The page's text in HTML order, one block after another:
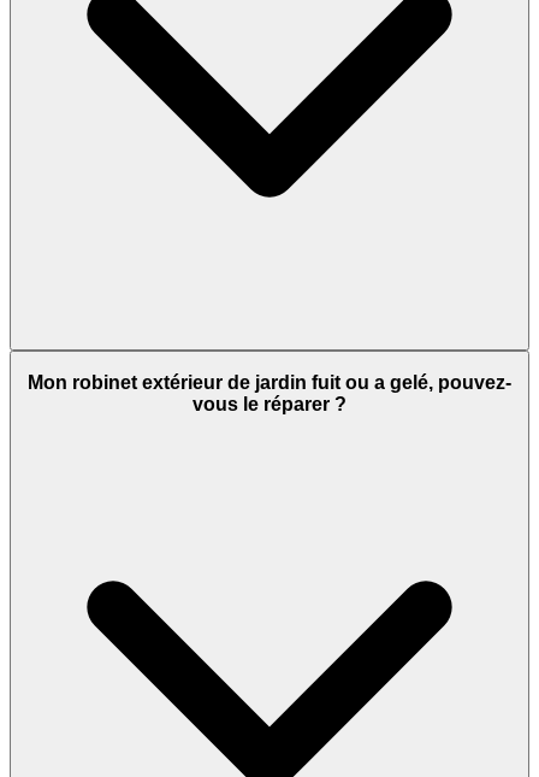
Mon robinet extérieur de jardin fuit ou a gelé, pouvez-
vous le réparer ?